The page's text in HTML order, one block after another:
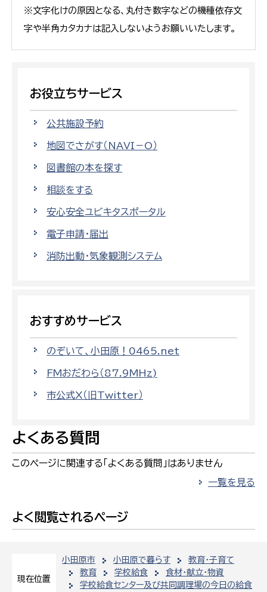
現在位置
小田原市 小田原で暮らす
教育・子育て
教育
学校給食
食材・献立・物資
学校給食センター及び共同調理場の今日の給食
※文字化けの原因となる、丸付き数字などの機種依存文
字や半角カタカナは記入しないようお願いいたします。
お役立ちサービス
公共施設予約
地図でさがす（NAVI－O）
図書館の本を探す
相談をする
安心安全ユビキタスポータル
電子申請・届出
消防出動・気象観測システム
おすすめサービス
のぞいて、小田原！0465.net
FMおだわら（87.9MHz)
市公式X（旧Twitter）
よくある質問
このページに関連する「よくある質問」はありません
一覧を見る
よく閲覧されるページ